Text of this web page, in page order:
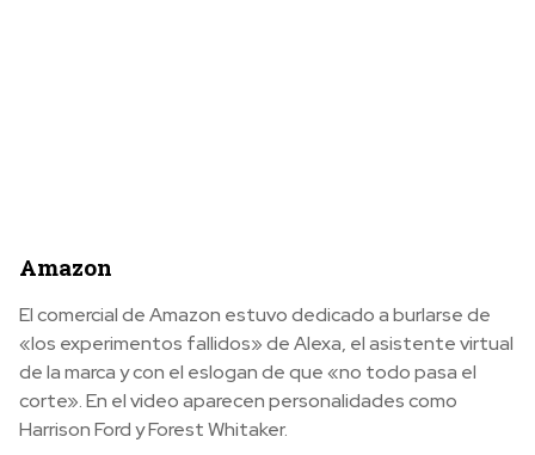
Amazon
El comercial de Amazon estuvo dedicado a burlarse de
«los experimentos fallidos» de Alexa, el asistente virtual
de la marca y con el eslogan de que «no todo pasa el
corte». En el video aparecen personalidades como
Harrison Ford y Forest Whitaker.